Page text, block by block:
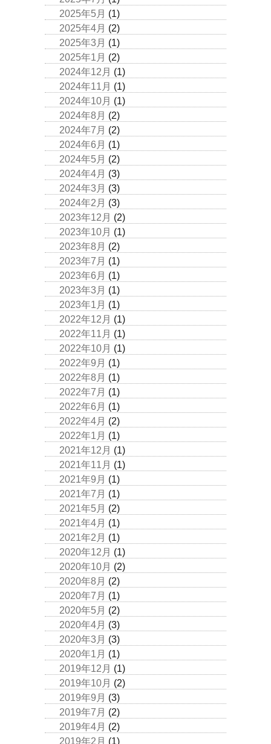
2025年5月 (1)
2025年4月 (2)
2025年3月 (1)
2025年1月 (2)
2024年12月 (1)
2024年11月 (1)
2024年10月 (1)
2024年8月 (2)
2024年7月 (2)
2024年6月 (1)
2024年5月 (2)
2024年4月 (3)
2024年3月 (3)
2024年2月 (3)
2023年12月 (2)
2023年10月 (1)
2023年8月 (2)
2023年7月 (1)
2023年6月 (1)
2023年3月 (1)
2023年1月 (1)
2022年12月 (1)
2022年11月 (1)
2022年10月 (1)
2022年9月 (1)
2022年8月 (1)
2022年7月 (1)
2022年6月 (1)
2022年4月 (2)
2022年1月 (1)
2021年12月 (1)
2021年11月 (1)
2021年9月 (1)
2021年7月 (1)
2021年5月 (2)
2021年4月 (1)
2021年2月 (1)
2020年12月 (1)
2020年10月 (2)
2020年8月 (2)
2020年7月 (1)
2020年5月 (2)
2020年4月 (3)
2020年3月 (3)
2020年1月 (1)
2019年12月 (1)
2019年10月 (2)
2019年9月 (3)
2019年7月 (2)
2019年4月 (2)
2019年2月 (1)